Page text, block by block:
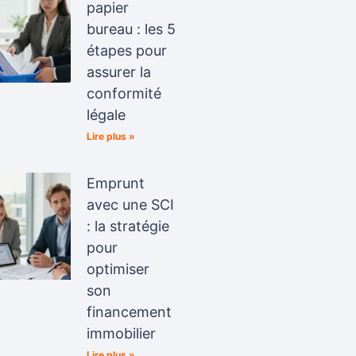
papier
bureau : les 5
étapes pour
assurer la
conformité
légale
Lire plus »
Emprunt
avec une SCI
: la stratégie
pour
optimiser
son
financement
immobilier